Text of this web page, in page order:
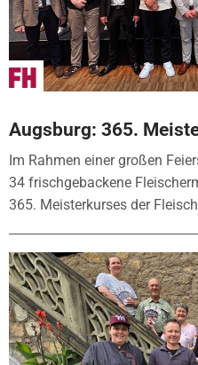
Augsburg: 365.
Im Rahmen einer großen
34 frischgebackene
365. Meisterkurses der